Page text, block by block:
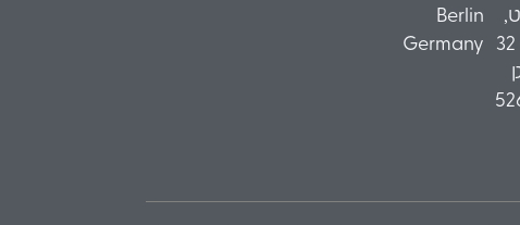
קומה 32
Berlin
Germany